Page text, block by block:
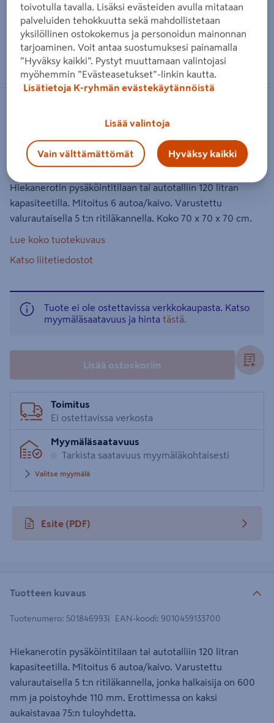
Zoomaa kuvaa sormilla kosketusnäytöllä
Hiekanerotin Pipelife 120LK
Tuotenumero:501846993 EAN-koodi : 9010459133700
Hiekanerotin pysäköintitilaan tai autotalliin 120 litran
kapasiteetilla. Mitoitus 6 autoa/kaivo. Varustettu
valurautaisella 5 t:n ritiläkannella. Koko 70 x 70 x 70 cm.
Lue koko tuotekuvaus
Katso liitetiedostot
Tuote ei ole ostettavissa verkkokaupasta. Katso
myymäläsaatavuus ja hinta tästä.
Lisää ostoskoriin
Toimitus
Ei ostettavissa verkosta
Myymäläsaatavuus
Tarkista saatavuus myymäläkohtaisesti
Valitse myymälä
Esite (PDF)
avautuu uuteen välilehteen
Tuotteen kuvaus
Tuotenumero: 501846993 EAN-koodi: 9010459133700
Hiekanerotin pysäköintitilaan tai autotalliin 120 litran
kapasiteetilla. Mitoitus 6 autoa/kaivo. Varustettu
valurautaisella 5 t:n ritiläkannella, jonka halkaisija on 600
mm ja poistoyhde 110 mm. Erottimessa on kaksi
aukaistavaa 75:n tuloyhdetta.
toivotulla tavalla. Lisäksi evästeiden avulla mitataan
palveluiden tehokkuutta sekä mahdollistetaan
yksilöllinen ostokokemus ja personoidun mainonnan
tarjoaminen. Voit antaa suostumuksesi painamalla
”Hyväksy kaikki”. Pystyt muuttamaan valintojasi
myöhemmin ”Evästeasetukset”-linkin kautta.
Lisätietoja K-ryhmän evästekäytännöistä
Lisää valintoja
Vain välttämättömät Hyväksy kaikki